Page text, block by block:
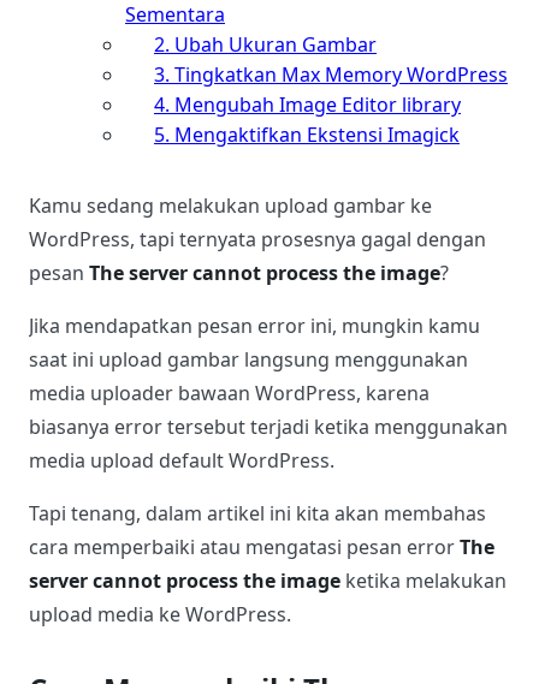
Sementara
2. Ubah Ukuran Gambar
3. Tingkatkan Max Memory WordPress
4. Mengubah Image Editor library
5. Mengaktifkan Ekstensi Imagick
Kamu sedang melakukan upload gambar ke
WordPress, tapi ternyata prosesnya gagal dengan
pesan The server cannot process the image?
Jika mendapatkan pesan error ini, mungkin kamu
saat ini upload gambar langsung menggunakan
media uploader bawaan WordPress, karena
biasanya error tersebut terjadi ketika menggunakan
media upload default WordPress.
Tapi tenang, dalam artikel ini kita akan membahas
cara memperbaiki atau mengatasi pesan errorThe
server cannot process the image ketika melakukan
upload media ke WordPress.